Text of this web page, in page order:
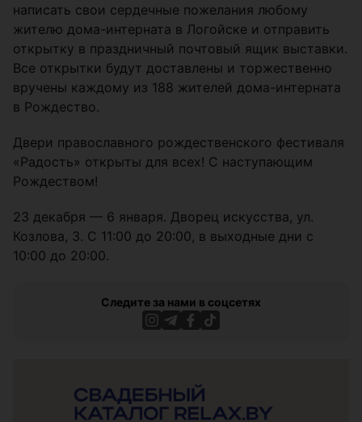
написать свои сердечные пожелания любому
жителю дома-интерната в Логойске и отправить
открытку в праздничный почтовый ящик выставки.
Все открытки будут доставлены и торжественно
вручены каждому из 188 жителей дома-интерната
в Рождество.
Двери православного рождественского фестиваля
«Радость» открыты для всех! С наступающим
Рождеством!
23 декабря — 6 января. Дворец искусства, ул.
Козлова, 3. С 11:00 до 20:00, в выходные дни с
10:00 до 20:00.
Следите за нами в соцсетях